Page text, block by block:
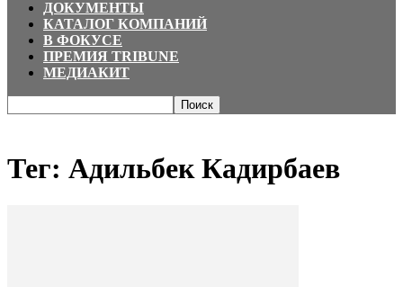
ДОКУМЕНТЫ
КАТАЛОГ КОМПАНИЙ
В ФОКУСЕ
ПРЕМИЯ TRIBUNE
МЕДИАКИТ
Тег: Адильбек Кадирбаев